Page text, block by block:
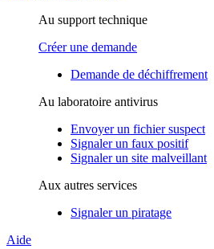
Au support technique
Créer une demande
Demande de déchiffrement
Au laboratoire antivirus
Envoyer un fichier suspect
Signaler un faux positif
Signaler un site malveillant
Aux autres services
Signaler un piratage
Aide